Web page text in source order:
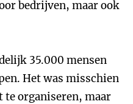
bedrijven, maar ook
35.000 mensen
Het was misschien
te organiseren, maar